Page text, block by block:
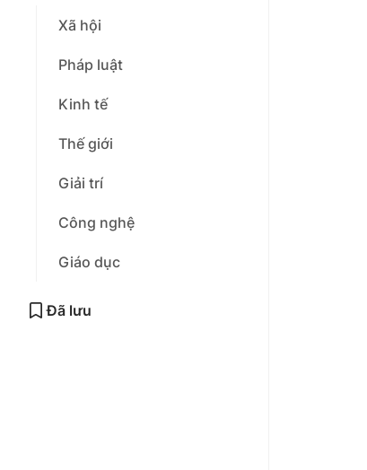
Xã hội
Pháp luật
Kinh tế
Thế giới
Giải trí
Công nghệ
Giáo dục
Đã lưu